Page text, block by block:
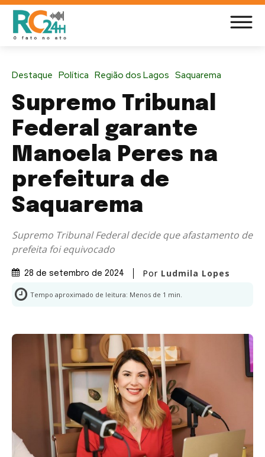
Destaque Política Região dos Lagos Saquarema
Supremo Tribunal
Federal garante
Manoela Peres na
prefeitura de
Saquarema
Supremo Tribunal Federal decide que afastamento de
prefeita foi equivocado
28 de setembro de 2024 Por Ludmila Lopes
Tempo aproximado de leitura: Menos de 1 min.